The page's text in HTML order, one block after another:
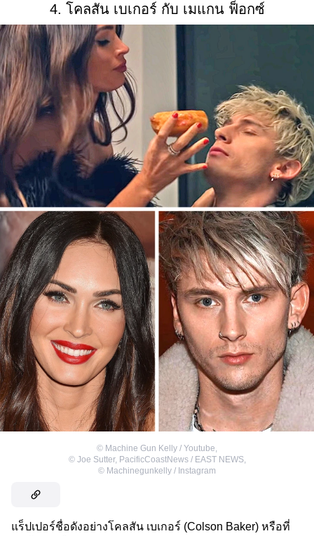
4. โคลสัน เบเกอร์ กับ เมแกน ฟ็อกซ์
© Machine Gun Kelly / Youtube,
© Joe Sutter, PacificCoastNews / EAST NEWS,
© Machinegunkelly / Instagram
แร็ปเปอร์ชื่อดังอย่างโคลสัน เบเกอร์ (Colson Baker) หรือที่